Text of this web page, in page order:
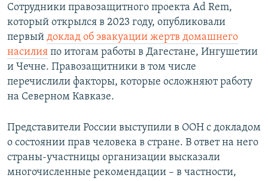
Сотрудники правозащитного проекта Ad Rem,
который открылся в 2023 году, опубликовали
первый доклад об эвакуации жертв домашнего
насилия по итогам работы в Дагестане, Ингушетии
и Чечне. Правозащитники в том числе
перечислили факторы, которые осложняют работу
на Северном Кавказе.
Представители России выступили в ООН с докладом
о состоянии прав человека в стране. В ответ на него
страны-участницы организации высказали
многочисленные рекомендации – в частности,